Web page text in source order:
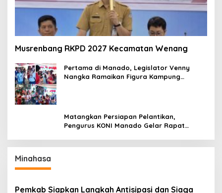
Musrenbang RKPD 2027 Kecamatan Wenang
Pertama di Manado, Legislator Venny
Nangka Ramaikan Figura Kampung
Matangkan Persiapan Pelantikan,
Pengurus KONI Manado Gelar Rapat
Minahasa
Pemkab Siapkan Langkah Antisipasi dan Siaga